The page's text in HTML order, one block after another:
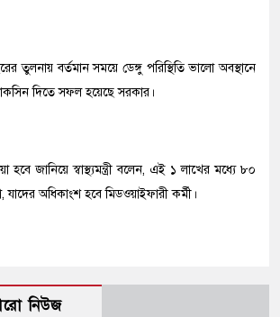
তুলনায় বর্তমান সময়ে ডেঙ্গু পরিস্থিতি ভালো অবস্থানে
দিতে সফল হয়েছে সরকার।
হবে জানিয়ে স্বাস্থ্যমন্ত্রী বলেন, এই ১ লাখের মধ্যে ৮০
যাদের অধিকাংশ হবে মিডওয়াইফারী কর্মী।
নিউজ